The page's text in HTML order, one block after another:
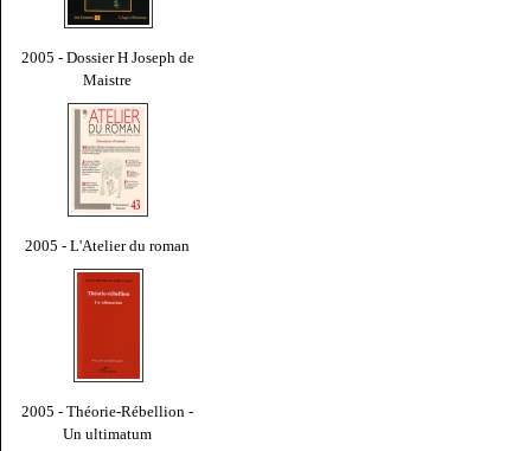
2005 - Dossier H Joseph de
Maistre
2005 - L'Atelier du roman
2005 - Théorie-Rébellion -
Un ultimatum